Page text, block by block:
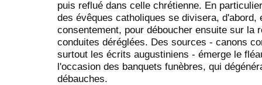
puis reflué dans celle chrétienne. En
des évêques catholiques se divisera, d'abord,
consentement, pour déboucher ensuite sur la
conduites déréglées. Des sources - canons
surtout les écrits augustiniens - émerge le
l'occasion des banquets funèbres, qui
débauches.